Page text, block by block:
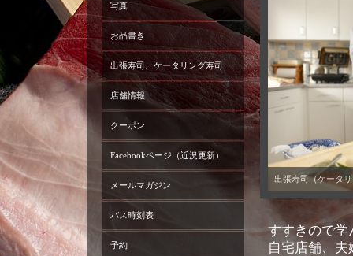
すすきので学
自宅店舗、
写真
お品書き
出張寿司、ケータリング寿司
店舗情報
クーポン
Facebookページ（近況更新）
メールマガジン
バス時刻表
予約